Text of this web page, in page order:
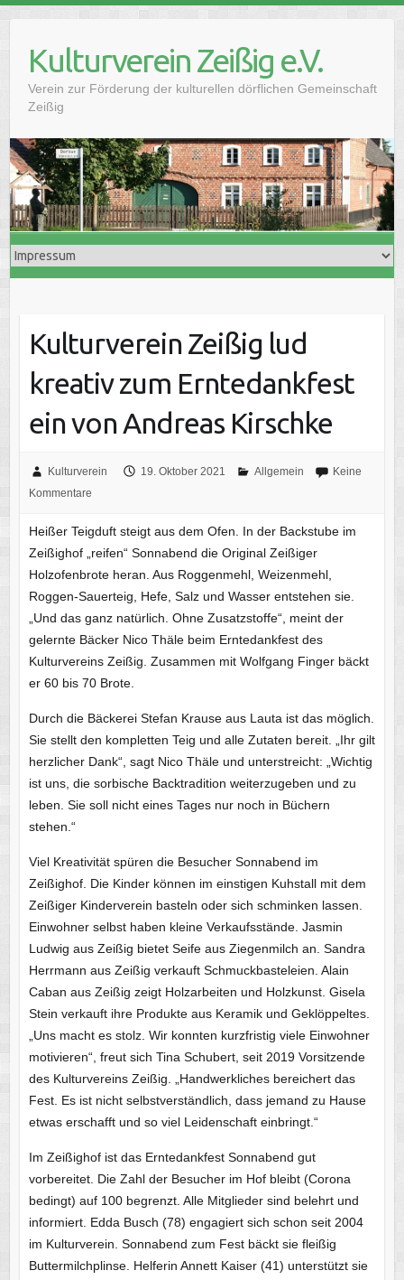
contentKulturverein Zeißig e.V.
Verein zur Förderung der kulturellen dörflichen Gemeinschaft
Zeißig
Kulturverein Zeißig lud
kreativ zum Erntedankfest
ein von Andreas Kirschke
Kulturverein 19. Oktober 2021 Allgemein
Keine
Kommentare
Heißer Teigduft steigt aus dem Ofen. In der Backstube im
Zeißighof „reifen“ Sonnabend die Original Zeißiger
Holzofenbrote heran. Aus Roggenmehl, Weizenmehl,
Roggen-Sauerteig, Hefe, Salz und Wasser entstehen sie.
„Und das ganz natürlich. Ohne Zusatzstoffe“, meint der
gelernte Bäcker Nico Thäle beim Erntedankfest des
Kulturvereins Zeißig. Zusammen mit Wolfgang Finger bäckt
er 60 bis 70 Brote.
Durch die Bäckerei Stefan Krause aus Lauta ist das möglich.
Sie stellt den kompletten Teig und alle Zutaten bereit. „Ihr gilt
herzlicher Dank“, sagt Nico Thäle und unterstreicht: „Wichtig
ist uns, die sorbische Backtradition weiterzugeben und zu
leben. Sie soll nicht eines Tages nur noch in Büchern
stehen.“
Viel Kreativität spüren die Besucher Sonnabend im
Zeißighof. Die Kinder können im einstigen Kuhstall mit dem
Zeißiger Kinderverein basteln oder sich schminken lassen.
Einwohner selbst haben kleine Verkaufsstände. Jasmin
Ludwig aus Zeißig bietet Seife aus Ziegenmilch an. Sandra
Herrmann aus Zeißig verkauft Schmuckbasteleien. Alain
Caban aus Zeißig zeigt Holzarbeiten und Holzkunst. Gisela
Stein verkauft ihre Produkte aus Keramik und Geklöppeltes.
„Uns macht es stolz. Wir konnten kurzfristig viele Einwohner
motivieren“, freut sich Tina Schubert, seit 2019 Vorsitzende
des Kulturvereins Zeißig. „Handwerkliches bereichert das
Fest. Es ist nicht selbstverständlich, dass jemand zu Hause
etwas erschafft und so viel Leidenschaft einbringt.“
Im Zeißighof ist das Erntedankfest Sonnabend gut
vorbereitet. Die Zahl der Besucher im Hof bleibt (Corona
bedingt) auf 100 begrenzt. Alle Mitglieder sind belehrt und
informiert. Edda Busch (78) engagiert sich schon seit 2004
im Kulturverein. Sonnabend zum Fest bäckt sie fleißig
Buttermilchplinse. Helferin Annett Kaiser (41) unterstützt sie